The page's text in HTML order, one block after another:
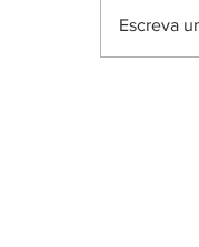
Escreva